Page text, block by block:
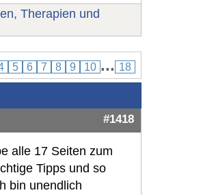
Therapien und
5 6 7 8 9 10 ... 18
#1418
alle 17 Seiten zum
Tipps und so
bin unendlich